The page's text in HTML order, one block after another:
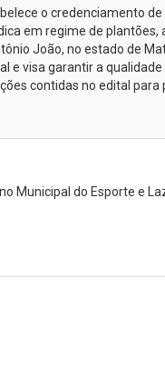
o credenciamento
em regime de plantões,
João, no estado de
e visa garantir a
contidas no edital
Municipal do Esporte e